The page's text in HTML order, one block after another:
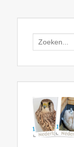
Search
for: